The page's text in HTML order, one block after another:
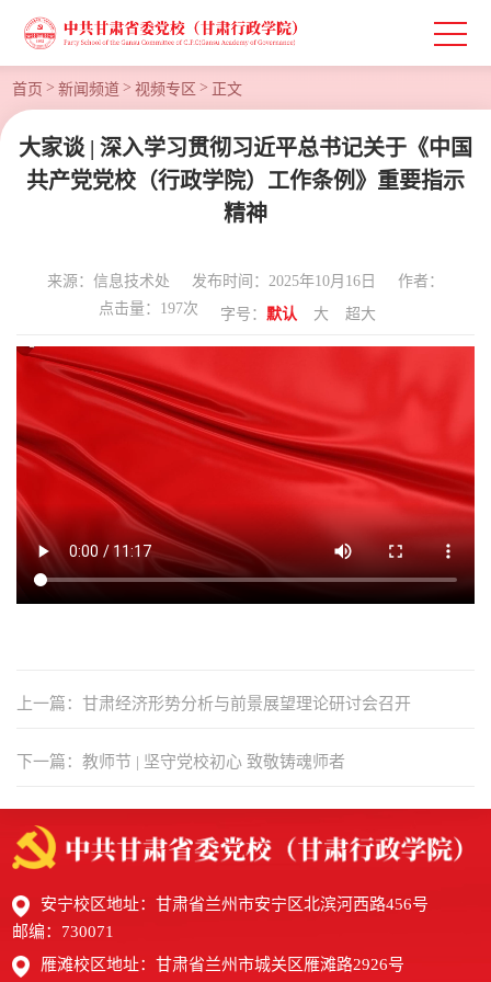
首页 > 新闻频道 > 视频专区 > 正文
大家谈 | 深入学习贯彻习近平总书记关于《中国
共产党党校（行政学院）工作条例》重要指示
精神
来源：信息技术处 发布时间：2025年10月16日
作者：
点击量： 197次 字号： 默认 大 超大
上一篇：甘肃经济形势分析与前景展望理论研讨会召开
下一篇：教师节 | 坚守党校初心 致敬铸魂师者
安宁校区地址：甘肃省兰州市安宁区北滨河西路456号
邮编：730071
雁滩校区地址：甘肃省兰州市城关区雁滩路2926号